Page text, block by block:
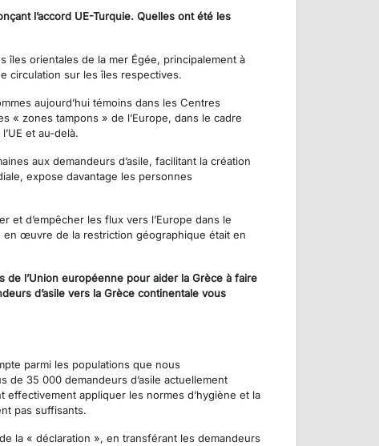
l’accord UE-Turquie. Quelles ont été les
îles orientales de la mer Égée, principalement à
circulation sur les îles respectives.
aujourd’hui témoins dans les Centres
« zones tampons » de l’Europe, dans le cadre
et au-delà.
aux demandeurs d’asile, facilitant la création
expose davantage les personnes
d’empêcher les flux vers l’Europe dans le
en œuvre de la restriction géographique était en
de l’Union européenne pour aider la Grèce à faire
d’asile vers la Grèce continentale vous
parmi les populations que nous
35 000 demandeurs d’asile actuellement
appliquer les normes d’hygiène et la
pas suffisants.
la « déclaration », en transférant les demandeurs